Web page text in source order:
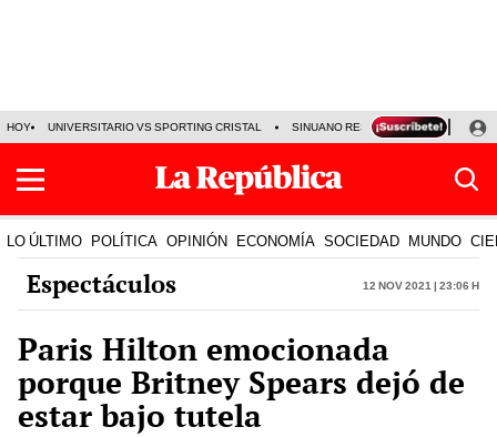
HOY UNIVERSITARIO VS SPORTING CRISTAL SINUANO RESULTADOS HOY
LO ÚLTIMO POLÍTICA OPINIÓN ECONOMÍA SOCIEDAD MUNDO
Espectáculos 12 Nov 2021 | 23:06 h
Paris Hilton emocionada
porque Britney Spears dejó de
estar bajo tutela